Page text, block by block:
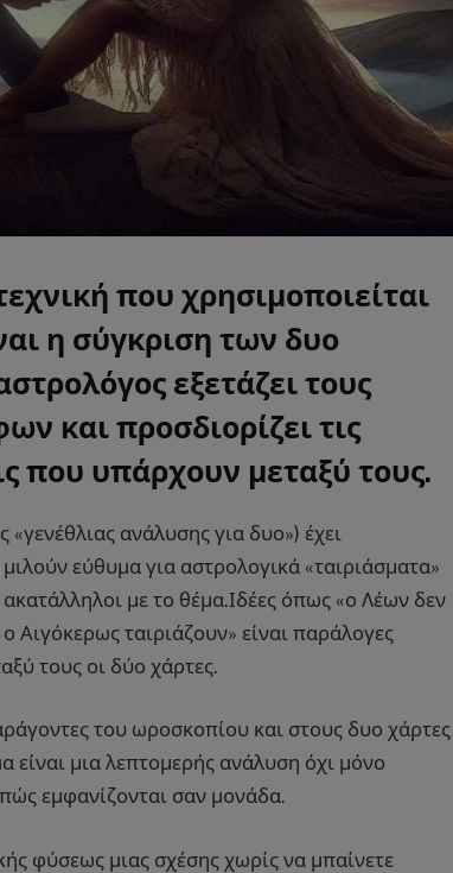
που χρησιμοποιείται
η σύγκριση των δυο
εξετάζει τους
και προσδιορίζει τις
που υπάρχουν μεταξύ τους.
ανάλυσης για δυο») έχει
εύθυμα για αστρολογικά «ταιριάσματα»
με το θέμα.Ιδέες όπως «ο Λέων δεν
Αιγόκερως ταιριάζουν» είναι παράλογες
τους οι δύο χάρτες.
του ωροσκοπίου και στους δυο χάρτες
είναι μια λεπτομερής ανάλυση όχι μόνο
εμφανίζονται σαν μονάδα.
φύσεως μιας σχέσης χωρίς να μπαίνετε